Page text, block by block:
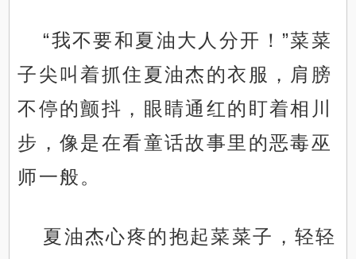
“我不要和夏油大人分开！”菜菜
子尖叫着抓住夏油杰的衣服，肩膀
不停的颤抖，眼睛通红的盯着相川
步，像是在看童话故事里的恶毒巫
师一般。
夏油杰心疼的抱起菜菜子，轻轻